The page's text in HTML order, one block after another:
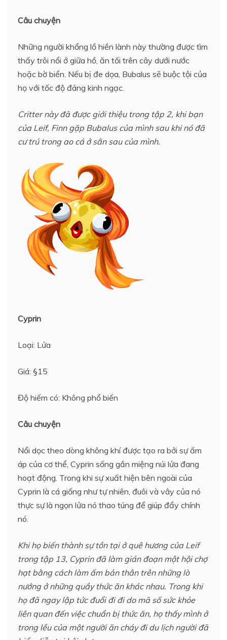
Câu chuyện
Những người khổng lồ hiền lành này thường được tìm
thấy trôi nổi ở giữa hồ, ăn tối trên cây dưới nước
hoặc bờ biển. Nếu bị đe dọa, Bubalus sẽ buộc tội của
họ với tốc độ đáng kinh ngạc.
Critter này đã được giới thiệu trong tập 2, khi bạn
của Leif, Finn gặp Bubalus của mình sau khi nó đã
cư trú trong ao cá ở sân sau của mình.
Cyprin
Loại: Lửa
Giá: §15
Độ hiếm có: Không phổ biến
Câu chuyện
Nổi dọc theo dòng không khí được tạo ra bởi sự ấm
áp của cơ thể, Cyprin sống gần miệng núi lửa đang
hoạt động. Trong khi sự xuất hiện bên ngoài của
Cyprin là cá giống như tự nhiên, đuôi và vây của nó
thực sự là ngọn lửa nó thao túng để giúp đẩy chính
nó.
Khi họ biến thành sự tồn tại ở quê hương của Leif
trong tập 13, Cyprin đã làm gián đoạn một hội chợ
hạt bằng cách làm ấm bản thân trên những lò
nướng ở những quầy thức ăn khác nhau. Trong khi
họ đã ngay lập tức đuổi đi đi do mã số sức khỏe
liên quan đến việc chuẩn bị thức ăn, họ thấy mình ở
trong lều của một người ăn cháy đi du lịch người đã